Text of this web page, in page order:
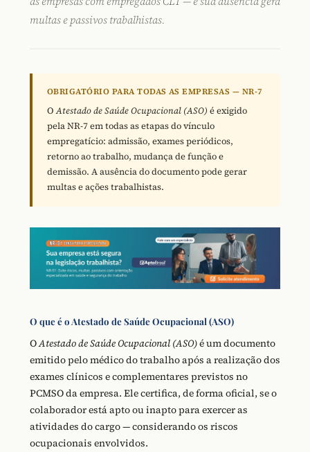
multas e passivos trabalhistas.
OBRIGATÓRIO PARA TODAS AS EMPRESAS — NR-7
OAtestado de Saúde Ocupacional (ASO) é exigido
pela NR-7 em todas as etapas do vínculo
empregatício: admissão, exames periódicos,
retorno ao trabalho, mudança de função e
demissão. A ausência do documento pode gerar
multas e ações trabalhistas.
O que é o Atestado de Saúde Ocupacional (ASO)
OAtestado de Saúde Ocupacional (ASO)é um documento
emitido pelo médico do trabalho após a realização dos
exames clínicos e complementares previstos no
PCMSO da empresa. Ele certifica, de forma oficial, se o
colaborador está apto ou inapto para exercer as
atividades do cargo — considerando os riscos
ocupacionais envolvidos.